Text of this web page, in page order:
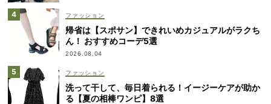
ファッション
帰省は【スポサン】できれいめカジュアルがラクち
ん！ おすすめコーデ5選
2026.08.04
ファッション
洗って干して、毎日着られる！イージーケアが助か
る【夏の相棒ワンピ】8選